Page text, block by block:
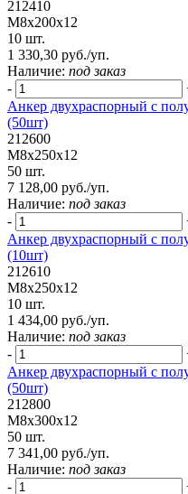
212410
М8х200х12
10 шт.
1 330,30 руб./уп.
Наличие: под заказ
-
Анкер двухраспорный с
(50шт)
212600
М8х250х12
50 шт.
7 128,00 руб./уп.
Наличие: под заказ
-
Анкер двухраспорный с
(10шт)
212610
М8х250х12
10 шт.
1 434,00 руб./уп.
Наличие: под заказ
-
Анкер двухраспорный с
(50шт)
212800
М8х300х12
50 шт.
7 341,00 руб./уп.
Наличие: под заказ
-